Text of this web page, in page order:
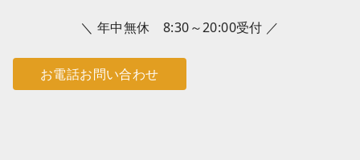
＼ 年中無休 8:30～20:00受付 ／
お電話お問い合わせ